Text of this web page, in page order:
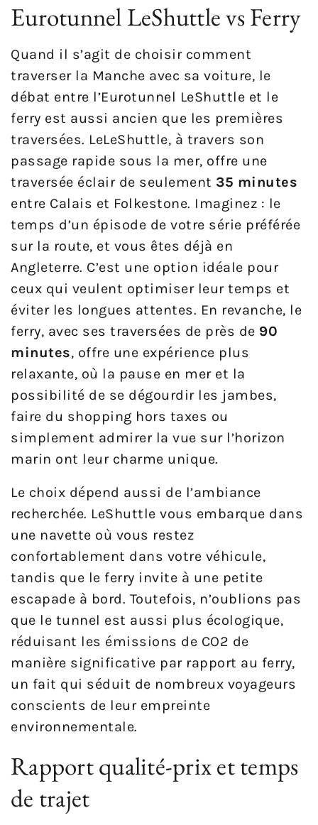
Eurotunnel LeShuttle vs Ferry
Quand il s’agit de choisir comment
traverser la Manche avec sa voiture, le
débat entre l’Eurotunnel LeShuttle et le
ferry est aussi ancien que les premières
traversées. LeLeShuttle, à travers son
passage rapide sous la mer, offre une
traversée éclair de seulement 35 minutes
entre Calais et Folkestone. Imaginez : le
temps d’un épisode de votre série préférée
sur la route, et vous êtes déjà en
Angleterre. C’est une option idéale pour
ceux qui veulent optimiser leur temps et
éviter les longues attentes. En revanche, le
ferry, avec ses traversées de près de 90
minutes, offre une expérience plus
relaxante, où la pause en mer et la
possibilité de se dégourdir les jambes,
faire du shopping hors taxes ou
simplement admirer la vue sur l’horizon
marin ont leur charme unique.
Le choix dépend aussi de l’ambiance
recherchée. LeShuttle vous embarque dans
une navette où vous restez
confortablement dans votre véhicule,
tandis que le ferry invite à une petite
escapade à bord. Toutefois, n’oublions pas
que le tunnel est aussi plus écologique,
réduisant les émissions de CO2 de
manière significative par rapport au ferry,
un fait qui séduit de nombreux voyageurs
conscients de leur empreinte
environnementale.
Rapport qualité-prix et temps
de trajet